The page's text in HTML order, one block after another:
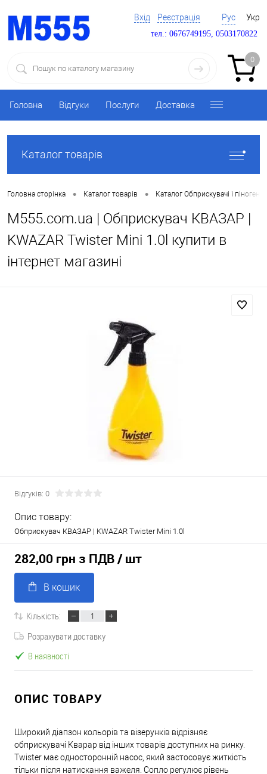
Вхід Реєстрація Рус Укр
тел.: 0676749195, 0503170822
0
Головна Відгуки Послуги Доставка
Каталог товарів
Головна сторінка • Каталог товарів • Каталог Обприскувачі і
M555.com.ua | Обприскувач КВАЗАР |
KWAZAR Twister Mini 1.0l купити в
інтернет магазині
Відгуків: 0
Опис товару:
Обприскувач КВАЗАР | KWAZAR Twister Mini 1.0l
282,00 грн з ПДВ/ шт
В кошик
Кількість:
Розрахувати доставку
В наявності
ОПИС ТОВАРУ
Широкий діапзон кольорів та візерунків відрізняє
обприскувачі Кварар від інших товарів доступних на ринку.
Twister має односторонній насос, який застосовує житкість
тільки після натискання важеля. Сопло регулює рівень